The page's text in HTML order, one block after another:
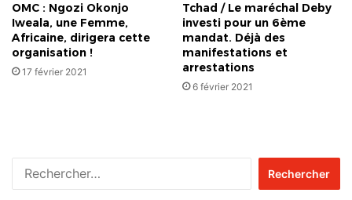
OMC : Ngozi Okonjo
Iweala, une Femme,
Africaine, dirigera cette
organisation !
17 février 2021
Tchad / Le maréchal Deby
investi pour un 6ème
mandat. Déjà des
manifestations et
arrestations
6 février 2021